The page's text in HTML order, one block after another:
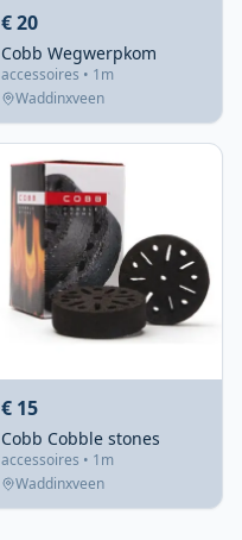
€ 20
Cobb Wegwerpkom
accessoires • 1m
Waddinxveen
€ 15
Cobb Cobble stones
accessoires • 1m
Waddinxveen